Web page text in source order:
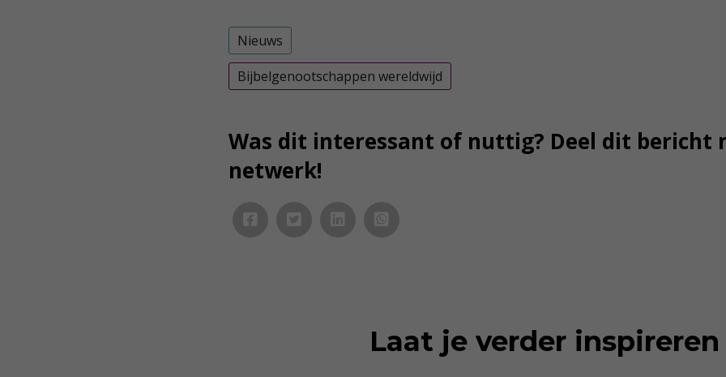
Nieuws
Bijbelgenootschappen wereldwijd
Was dit interessant of nuttig? Deel dit bericht
netwerk!
Laat je verder inspireren